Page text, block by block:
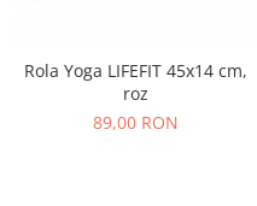
Rola Yoga LIFEFIT 45x14 cm,
roz
89,00 RON